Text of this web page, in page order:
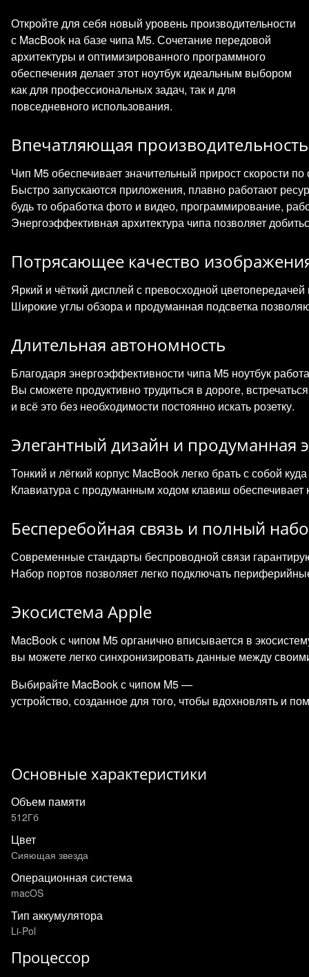
Откройте для себя новый уровень производительности
с MacBook на базе чипа M5. Сочетание передовой
архитектуры и оптимизированного программного
обеспечения делает этот ноутбук идеальным выбором
как для профессиональных задач, так и для
повседневного использования.
Впечатляющая производительность
Чип M5 обеспечивает значительный прирост скорости
Быстро запускаются приложения, плавно работают
будь то обработка фото и видео, программирование,
Энергоэффективная архитектура чипа позволяет
Потрясающее качество
Яркий и чёткий дисплей с превосходной
Широкие углы обзора и продуманная подсветка
Длительная автономность
Благодаря энергоэффективности чипа M5 ноутбук
Вы сможете продуктивно трудиться в дороге,
и всё это без необходимости постоянно искать розетку.
Элегантный дизайн и продуманная
Тонкий и лёгкий корпус MacBook легко брать с собой
Клавиатура с продуманным ходом клавиш
Бесперебойная связь и полный
Современные стандарты беспроводной связи
Набор портов позволяет легко подключать
Экосистема Apple
MacBook с чипом M5 органично вписывается в
вы можете легко синхронизировать данные между
Выбирайте MacBook с чипом M5 —
устройство, созданное для того, чтобы вдохновлять и
Основные характеристики
Объем памяти
512Гб
Цвет
Сияющая звезда
Операционная система
macOS
Тип аккумулятора
Li-Pol
Процессор